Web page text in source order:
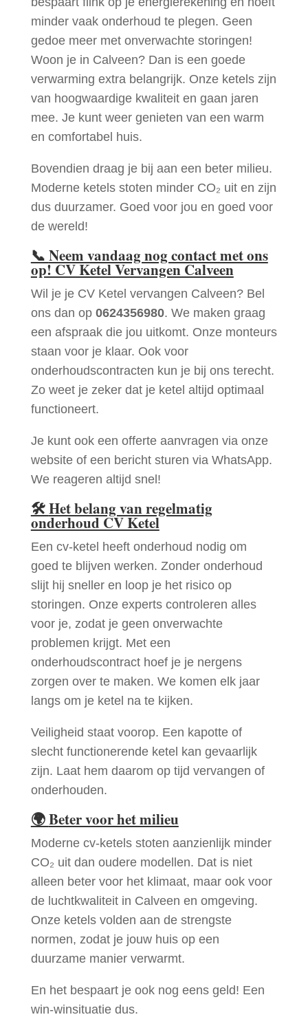
minder vaak onderhoud te plegen. Geen
gedoe meer met onverwachte storingen!
Woon je in Calveen? Dan is een goede
verwarming extra belangrijk. Onze ketels zijn
van hoogwaardige kwaliteit en gaan jaren
mee. Je kunt weer genieten van een warm
en comfortabel huis.
Bovendien draag je bij aan een beter milieu.
Moderne ketels stoten minder CO₂ uit en zijn
dus duurzamer. Goed voor jou en goed voor
de wereld!
📞 Neem vandaag nog contact met ons
op! CV Ketel Vervangen Calveen
Wil je je CV Ketel vervangen Calveen? Bel
ons dan op 0624356980. We maken graag
een afspraak die jou uitkomt. Onze monteurs
staan voor je klaar. Ook voor
onderhoudscontracten kun je bij ons terecht.
Zo weet je zeker dat je ketel altijd optimaal
functioneert.
Je kunt ook een offerte aanvragen via onze
website of een bericht sturen via WhatsApp.
We reageren altijd snel!
🛠Het belang van regelmatig
onderhoud CV Ketel
Een cv-ketel heeft onderhoud nodig om
goed te blijven werken. Zonder onderhoud
slijt hij sneller en loop je het risico op
storingen. Onze experts controleren alles
voor je, zodat je geen onverwachte
problemen krijgt. Met een
onderhoudscontract hoef je je nergens
zorgen over te maken. We komen elk jaar
langs om je ketel na te kijken.
Veiligheid staat voorop. Een kapotte of
slecht functionerende ketel kan gevaarlijk
zijn. Laat hem daarom op tijd vervangen of
onderhouden.
🌍Beter voor het milieu
Moderne cv-ketels stoten aanzienlijk minder
CO₂ uit dan oudere modellen. Dat is niet
alleen beter voor het klimaat, maar ook voor
de luchtkwaliteit in Calveen en omgeving.
Onze ketels volden aan de strengste
normen, zodat je jouw huis op een
duurzame manier verwarmt.
En het bespaart je ook nog eens geld! Een
win-winsituatie dus.